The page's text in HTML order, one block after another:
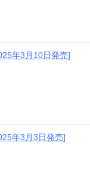
年3月10日発売]
年3月3日発売]